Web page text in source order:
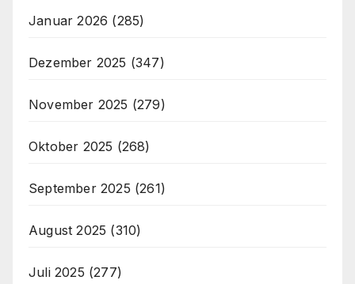
Januar 2026 (285)
Dezember 2025 (347)
November 2025 (279)
Oktober 2025 (268)
September 2025 (261)
August 2025 (310)
Juli 2025 (277)